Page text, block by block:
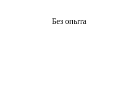
Без опыта